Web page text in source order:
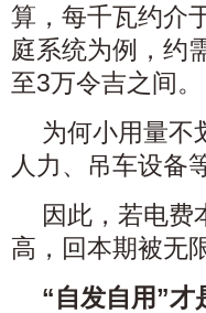
算，每千瓦约介
庭系统为例，约
至3万令吉之间。
为何小用量不
人力、吊车设备
因此，若电费
高，回本期被无
“自发自用”才